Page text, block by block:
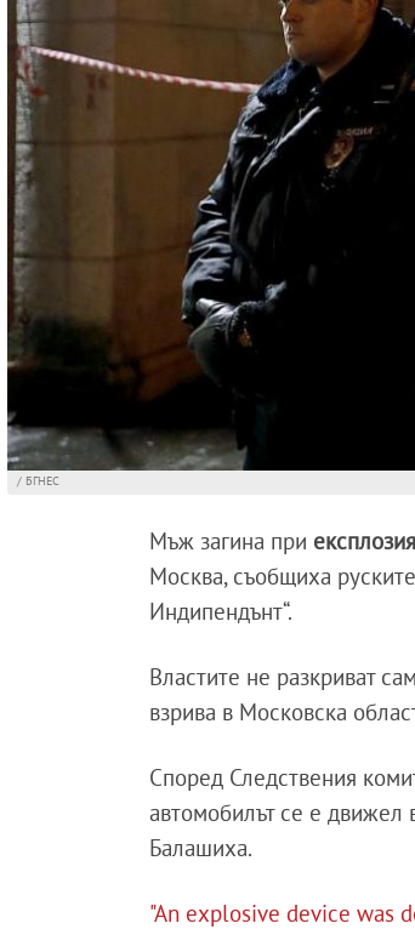
/ БГНЕС
Мъж загина при
Москва, съобщиха
Индипендънт“.
Властите не разкриват
взрива в Московска
Според Следствения
автомобилът се е движел
Балашиха.
"An explosive device was